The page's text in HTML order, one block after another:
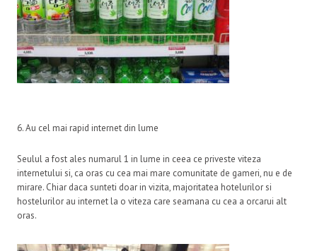
6. Au cel mai rapid internet din lume
Seulul a fost ales numarul 1 in lume in ceea ce priveste viteza
internetului si, ca oras cu cea mai mare comunitate de gameri, nu e de
mirare. Chiar daca sunteti doar in vizita, majoritatea hotelurilor si
hostelurilor au internet la o viteza care seamana cu cea a orcarui alt
oras.